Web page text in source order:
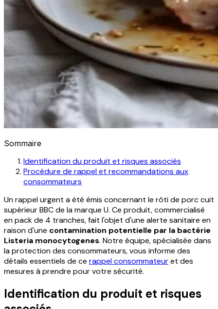
Sommaire
Identification du produit et risques associés
Procédure de rappel et recommandations aux
consommateurs
Un rappel urgent a été émis concernant le rôti de porc cuit
supérieur BBC de la marque U. Ce produit, commercialisé
en pack de 4 tranches, fait l'objet d'une alerte sanitaire en
raison d'une contamination potentielle par la bactérie
Listeria monocytogenes. Notre équipe, spécialisée dans
la protection des consommateurs, vous informe des
détails essentiels de ce rappel consommateuret des
mesures à prendre pour votre sécurité.
Identification du produit et risques